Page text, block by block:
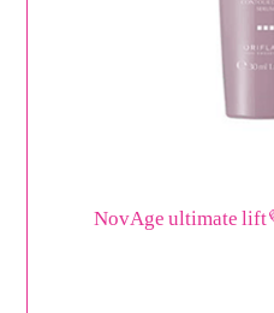
سرم لیفتینگ بالای 40 سال💜NovAge ultimate lift